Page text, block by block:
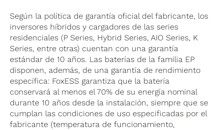
Según la política de garantía oficial del fabricante, los
inversores híbridos y cargadores de las series
residenciales (P Series, Hybrid Series, AIO Series, K
Series, entre otras) cuentan con una garantía
estándar de 10 años. Las baterías de la familia EP
disponen, además, de una garantía de rendimiento
específica: FoxESS garantiza que la batería
conservará al menos el 70% de su energía nominal
durante 10 años desde la instalación, siempre que se
cumplan las condiciones de uso especificadas por el
fabricante (temperatura de funcionamiento,